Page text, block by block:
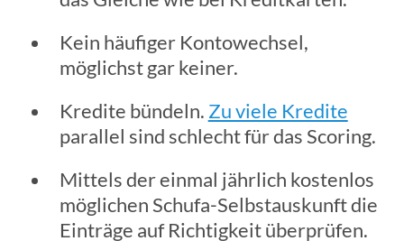
Kein häufiger Kontowechsel,
möglichst gar keiner.
Kredite bündeln. Zu viele Kredite
parallel sind schlecht für das Scoring.
Mittels der einmal jährlich kostenlos
möglichen Schufa-Selbstauskunft die
Einträge auf Richtigkeit überprüfen.